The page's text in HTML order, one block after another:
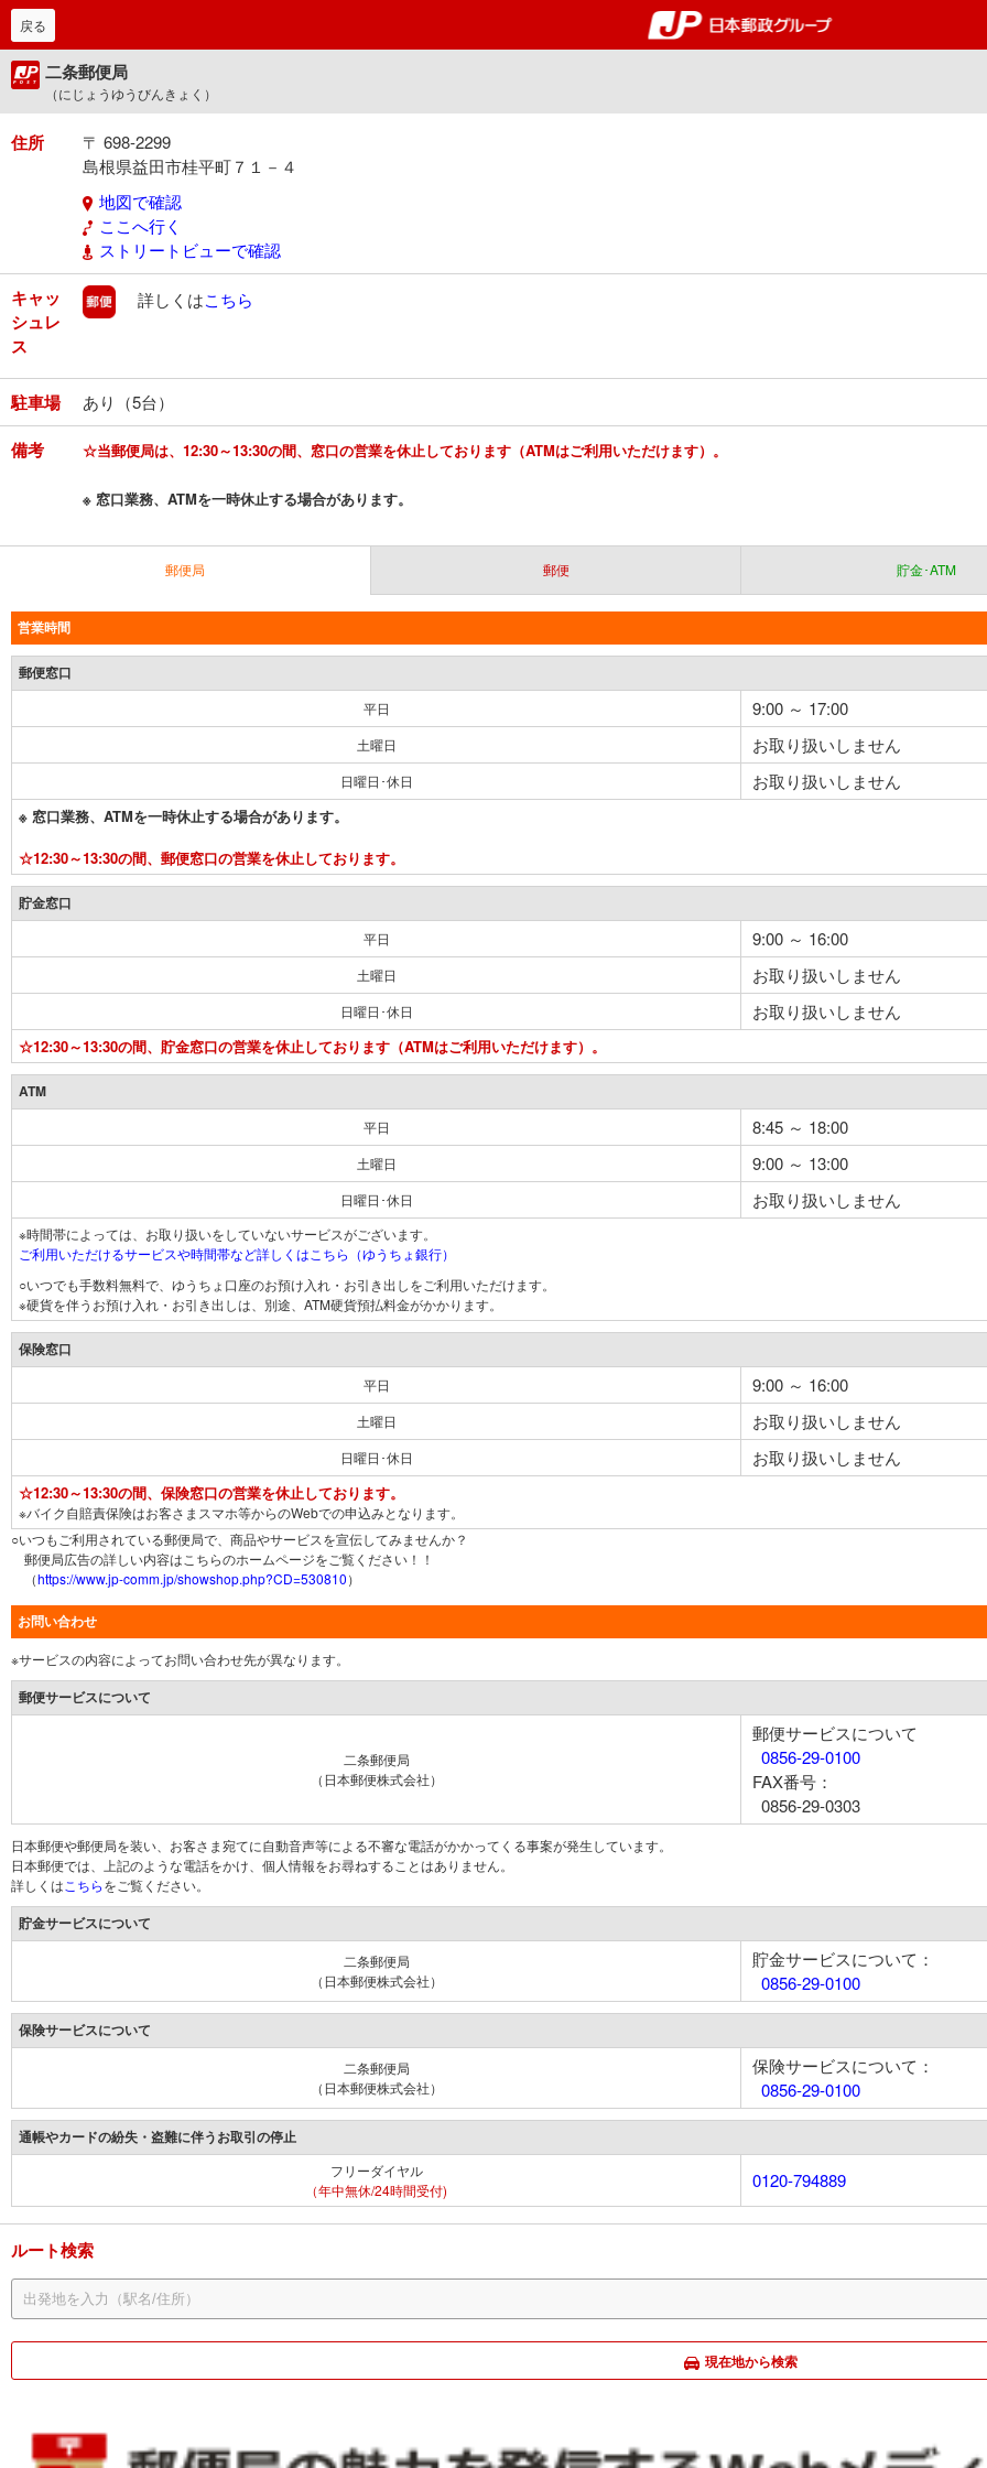
郵便局・日本郵政グルー
戻る
二条郵便局
（にじょうゆうびんきょく）
住所
〒 698-2299
島根県益田市桂平町７１－４
地図で確認
ここへ行く
ストリートビューで確認
キャッ
シュレ
ス
郵便
詳しくはこちら
駐車場 あり（5台）
備考 ☆当郵便局は、12:30～13:30の間、窓口の営業を休止しております（ATMはご利用いただけます）。
※ 窓口業務、ATMを一時休止する場合があります。
郵便局 郵便 貯金･ATM
営業時間
郵便窓口
平日 9:00 ～ 17:00
土曜日 お取り扱いしません
日曜日･休日 お取り扱いしません
※ 窓口業務、ATMを一時休止する場合があります。
☆12:30～13:30の間、郵便窓口の営業を休止しております。
貯金窓口
平日 9:00 ～ 16:00
土曜日 お取り扱いしません
日曜日･休日 お取り扱いしません
☆12:30～13:30の間、貯金窓口の営業を休止しております（ATMはご利用いただけます）。
ATM
平日 8:45 ～ 18:00
土曜日 9:00 ～ 13:00
日曜日･休日 お取り扱いしません
※時間帯によっては、お取り扱いをしていないサービスがございます。
ご利用いただけるサービスや時間帯など詳しくはこちら（ゆうちょ銀行）
○いつでも手数料無料で、ゆうちょ口座のお預け入れ・お引き出しをご利用いただけます。
※硬貨を伴うお預け入れ・お引き出しは、別途、ATM硬貨預払料金がかかります。
保険窓口
平日 9:00 ～ 16:00
土曜日 お取り扱いしません
日曜日･休日 お取り扱いしません
☆12:30～13:30の間、保険窓口の営業を休止しております。
※バイク自賠責保険はお客さまスマホ等からのWebでの申込みとなります。
○いつもご利用されている郵便局で、商品やサービスを宣伝してみませんか？
郵便局広告の詳しい内容はこちらのホームページをご覧ください！！
（https://www.jp-comm.jp/showshop.php?CD=530810）
お問い合わせ
※サービスの内容によってお問い合わせ先が異なります。
郵便サービスについて
二条郵便局
（日本郵便株式会社）
郵便サービスについて
0856-29-0100
FAX番号：
0856-29-0303
日本郵便や郵便局を装い、お客さま宛てに自動音声等による不審な電話がかかってくる事案が発生しています。
日本郵便では、上記のような電話をかけ、個人情報をお尋ねすることはありません。
詳しくは こちらをご覧ください。
貯金サービスについて
二条郵便局
（日本郵便株式会社）
貯金サービスについて：
0856-29-0100
保険サービスについて
二条郵便局
（日本郵便株式会社）
保険サービスについて：
0856-29-0100
通帳やカードの紛失・盗難に伴うお取引の停止
フリーダイヤル
（年中無休/24時間受付)
0120-794889
ルート検索
現在地から検索